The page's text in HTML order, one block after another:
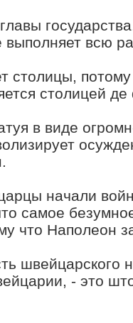
выполняет всю
столицы,
столицей де
в виде
начали
самое
что Наполеон
швейцарского
- это